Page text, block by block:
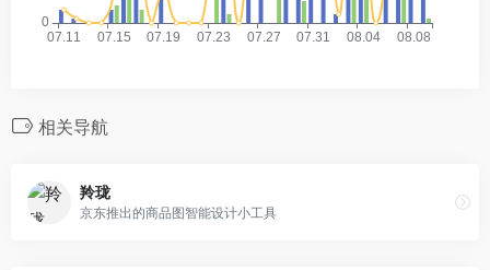
相关导航
羚珑
京东推出的商品图智能设计小工具